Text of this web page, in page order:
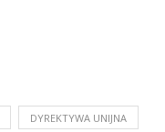
DYREKTYWA UNIJNA